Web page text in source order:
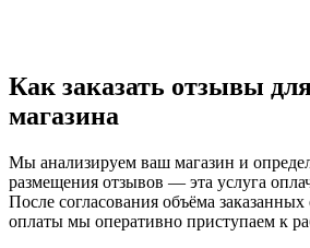
Как заказать отзывы
магазина
Мы анализируем ваш магазин и
размещения отзывов — эта услуга
После согласования объёма
оплаты мы оперативно приступаем к